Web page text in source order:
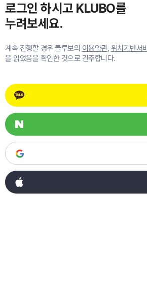
로그인 하시고 KLUBO를
누려보세요.
계속 진행할 경우 클루보의 이용약관, 위치기반서
을 읽었음을 확인한 것으로 간주합니다.